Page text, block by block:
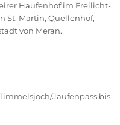
Haufenhof im Freilicht-
St. Martin, Quellenhof,
von Meran.
Jaufenpass bis